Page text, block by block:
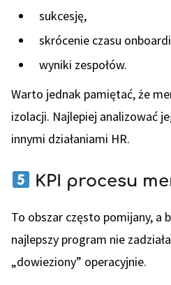
sukcesję,
skrócenie czasu
wyniki zespołów.
Warto jednak pamiętać, że
izolacji. Najlepiej analizować
innymi działaniami HR.
KPI procesu
To obszar często pomijany, a
najlepszy program nie
„dowieziony” operacyjnie.